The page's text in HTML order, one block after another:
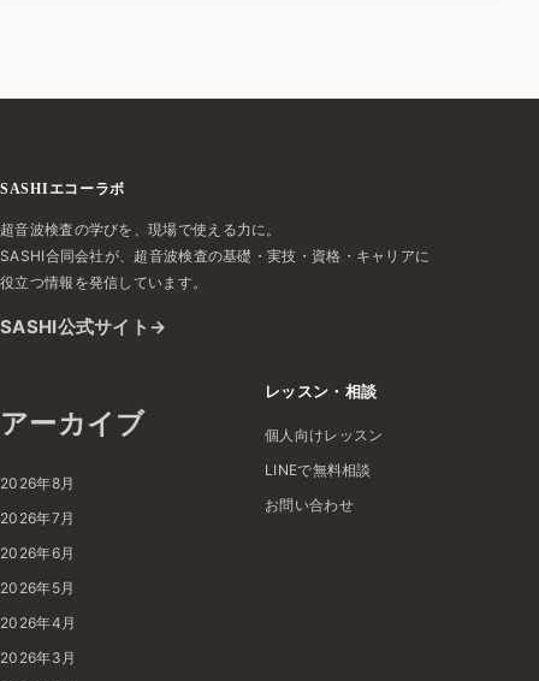
SASHIエコーラボ
超音波検査の学びを、現場で使える力に。
SASHI合同会社が、超音波検査の基礎・実技・資格・キャリアに
役立つ情報を発信しています。
SASHI公式サイト
アーカイブ
2026年8月
2026年7月
2026年6月
2026年5月
2026年4月
2026年3月
レッスン・相談
個人向けレッスン
LINEで無料相談
お問い合わせ